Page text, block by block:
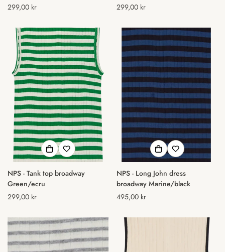
Normal
299,00 kr
Normal
299,00 kr
NPS - Tank top broadway
Green/ecru
Normal
299,00 kr
NPS - Long John dress
broadway Marine/black
Normal
495,00 kr